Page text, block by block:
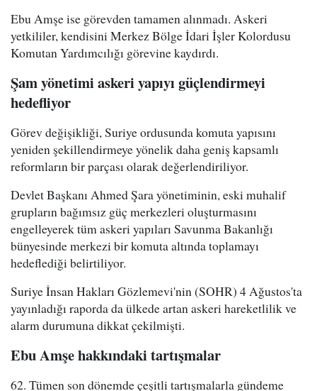
Ebu Amşe ise görevden tamamen alınmadı. Askeri
yetkililer, kendisini Merkez Bölge İdari İşler Kolordusu
Komutan Yardımcılığı görevine kaydırdı.
Şam yönetimi askeri yapıyı güçlendirmeyi
hedefliyor
Görev değişikliği, Suriye ordusunda komuta yapısını
yeniden şekillendirmeye yönelik daha geniş kapsamlı
reformların bir parçası olarak değerlendiriliyor.
Devlet Başkanı Ahmed Şara yönetiminin, eski muhalif
grupların bağımsız güç merkezleri oluşturmasını
engelleyerek tüm askeri yapıları Savunma Bakanlığı
bünyesinde merkezi bir komuta altında toplamayı
hedeflediği belirtiliyor.
Suriye İnsan Hakları Gözlemevi'nin (SOHR) 4 Ağustos'ta
yayınladığı raporda da ülkede artan askeri hareketlilik ve
alarm durumuna dikkat çekilmişti.
Ebu Amşe hakkındaki tartışmalar
62. Tümen son dönemde çeşitli tartışmalarla gündeme